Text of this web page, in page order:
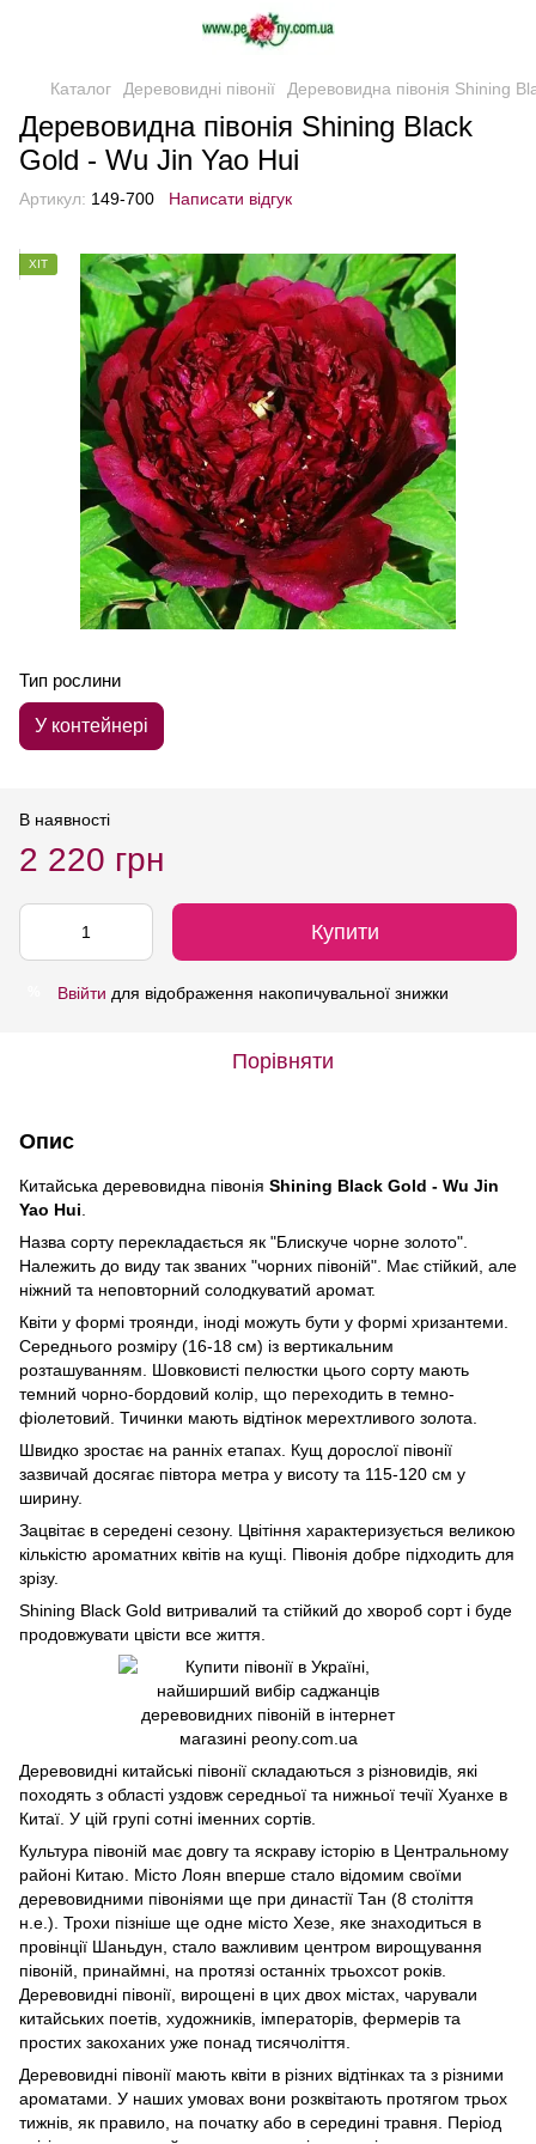
Каталог Деревовидні півонії Деревовидна півонія Shining
Деревовидна півонія Shining Black
Gold - Wu Jin Yao Hui
Артикул: 149-700 Написати відгук
ХІТ
Тип рослини
У контейнері
В наявності
2 220 грн
Купити
Ввійти для відображення накопичувальної знижки
Порівняти
Опис
Китайська деревовидна півонія Shining Black Gold - Wu Jin
Yao Hui
Назва сорту перекладається як "Блискуче чорне золото".
Належить до виду так званих "чорних півоній". Має стійкий, але
ніжний та неповторний солодкуватий аромат.
Квіти у формі троянди, іноді можуть бути у формі хризантеми.
Середнього розміру (16-18 см) із вертикальним
розташуванням. Шовковисті пелюстки цього сорту мають
темний чорно-бордовий колір, що переходить в темно-
фіолетовий. Тичинки мають відтінок мерехтливого золота.
Швидко зростає на ранніх етапах. Кущ дорослої півонії
зазвичай досягає півтора метра у висоту та 115-120 см у
ширину.
Зацвітає в середені сезону. Цвітіння характеризується великою
кількістю ароматних квітів на кущі. Півонія добре підходить для
зрізу.
Shining Black Gold витривалий та стійкий до хвороб сорт і буде
продовжувати цвісти все життя.
Деревовидні китайські півонії складаються з різновидів, які
походять з області уздовж середньої та нижньої течії Хуанхе в
Китаї. У цій групі сотні іменних сортів.
Культура півоній має довгу та яскраву історію в Центральному
районі Китаю. Місто Лоян вперше стало відомим своїми
деревовидними півоніями ще при династії Тан (8 століття
н.е.). Трохи пізніше ще одне місто Хезе, яке знаходиться в
провінції Шаньдун, стало важливим центром вирощування
півоній, принаймні, на протязі останніх трьохсот років.
Деревовидні півонії, вирощені в цих двох містах, чарували
китайських поетів, художників, імператорів, фермерів та
простих закоханих уже понад тисячоліття.
Деревовидні півонії мають квіти в різних відтінках та з різними
ароматами. У наших умовах вони розквітають протягом трьох
тижнів, як правило, на початку або в середині травня. Період